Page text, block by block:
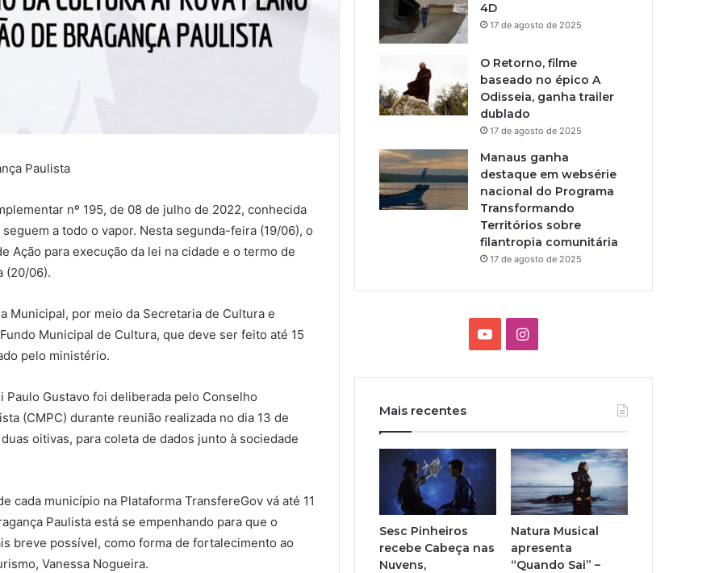
Paulista
nº 195, de 08 de julho de 2022, conhecida
a todo o vapor. Nesta segunda-feira (19/06), o
Ação para execução da lei na cidade e o termo de
(20/06).
Municipal, por meio da Secretaria de Cultura e
Municipal de Cultura, que deve ser feito até 15
pelo ministério.
Paulo Gustavo foi deliberada pelo Conselho
(CMPC) durante reunião realizada no dia 13 de
oitivas, para coleta de dados junto à sociedade
cada município na Plataforma TransfereGov vá até 11
Paulista está se empenhando para que o
breve possível, como forma de fortalecimento ao
Vanessa Nogueira.
4D
17 de agosto de 2025
O Retorno, filme
baseado no épico A
Odisseia, ganha trailer
dublado
17 de agosto de 2025
Manaus ganha
destaque em websérie
nacional do Programa
Transformando
Territórios sobre
filantropia comunitária
17 de agosto de 2025
T
I
t
a
g
r
a
Mais recentes
Sesc Pinheiros
recebe Cabeça nas
Nuvens,
Natura Musical
apresenta
“Quando Sai” –